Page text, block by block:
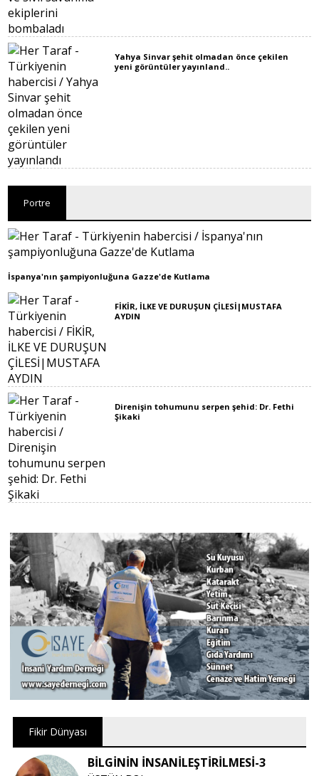
Yahya Sinvar şehit olmadan önce çekilen
yeni görüntüler yayınland..
Portre
İspanya'nın şampiyonluğuna Gazze'de Kutlama
FİKİR, İLKE VE DURUŞUN ÇİLESİ|MUSTAFA
AYDIN
Direnişin tohumunu serpen şehid: Dr. Fethi
Şikaki
Fikir Dünyası
BİLGİNİN İNSANİLEŞTİRİLMESİ-3